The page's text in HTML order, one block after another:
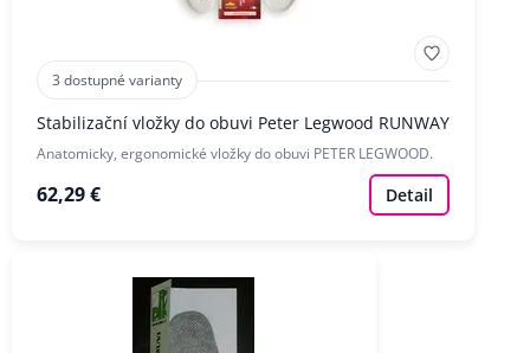
3 dostupné varianty
Stabilizační vložky do obuvi Peter Legwood RUNWAY
Anatomicky, ergonomické vložky do obuvi PETER LEGWOOD.
62,29 € Detail